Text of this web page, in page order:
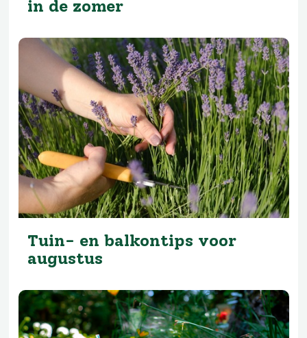
in de zomer
Tuin- en balkontips voor
augustus